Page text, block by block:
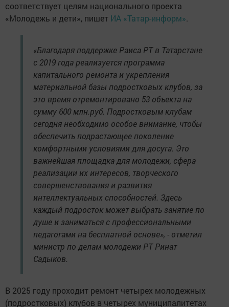
соответствует целям национального проекта
«Молодежь и дети», пишет ИА «Татар-информ».
«Благодаря поддержке Раиса РТ в Татарстане
с 2019 года реализуется программа
капитального ремонта и укрепления
материальной базы подростковых клубов, за
это время отремонтировано 53 объекта на
сумму 600 млн.руб. Подростковым клубам
сегодня необходимо особое внимание, чтобы
обеспечить подрастающее поколение
комфортными условиями для досуга. Это
важнейшая площадка для молодежи, сфера
реализации их интересов, творческого
совершенствования и развития
интеллектуальных способностей. Здесь
каждый подросток может выбрать занятие по
душе и заниматься с профессиональными
педагогами на бесплатной основе», - отметил
министр по делам молодежи РТ Ринат
Садыков.
В 2025 году проходит ремонт четырех молодежных
(подростковых) клубов в четырех муниципалитетах